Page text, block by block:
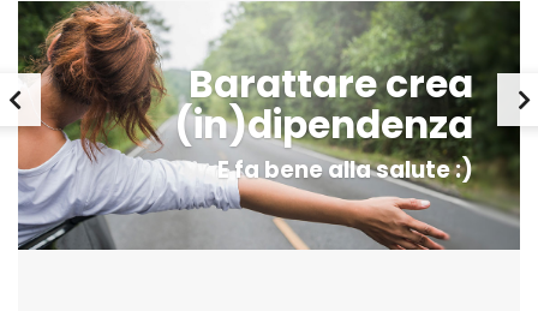
Barattare crea
(in)dipendenza
E fa bene alla salute :)